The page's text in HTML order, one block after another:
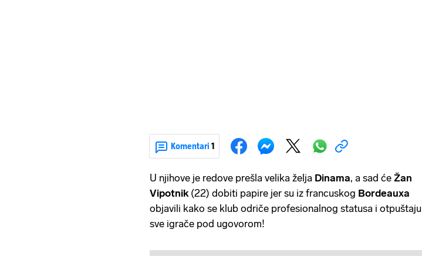
Komentari 1
U njihove je redove prešla velika želja Dinama, a sad će Žan
Vipotnik (22) dobiti papire jer su iz francuskog Bordeauxa
objavili kako se klub odriče profesionalnog statusa i otpuštaju
sve igrače pod ugovorom!